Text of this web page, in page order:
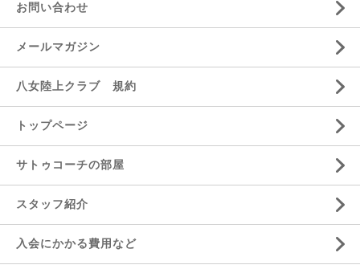
お問い合わせ
メールマガジン
八女陸上クラブ 規約
トップページ
サトゥコーチの部屋
スタッフ紹介
入会にかかる費用など